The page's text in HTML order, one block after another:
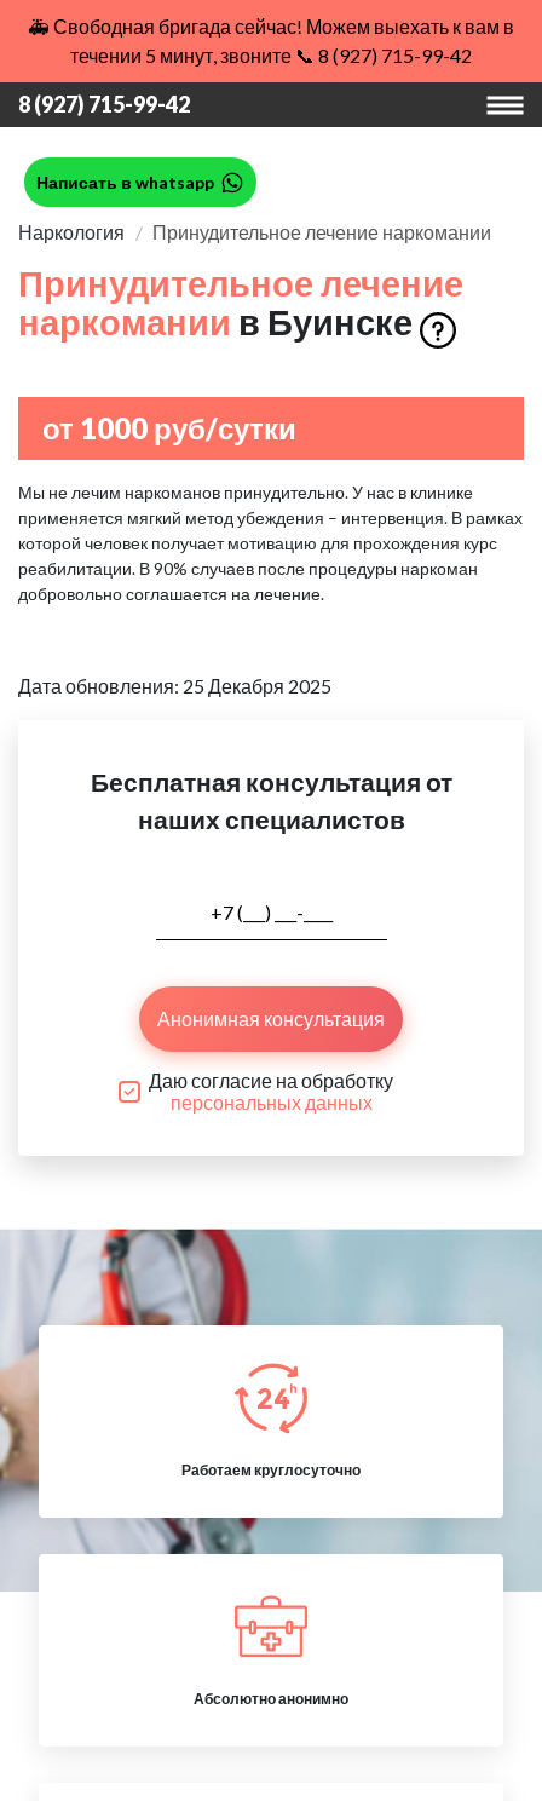
🚑 Свободная бригада сейчас! Можем выехать к вам в
течении 5 минут, звоните 📞 8 (927) 715-99-42
8 (927) 715-99-42
Написать в whatsapp
Наркология Принудительное лечение наркомании
Принудительное лечение
наркомании в Буинске
от 1000 руб/сутки
Мы не лечим наркоманов принудительно. У нас в клинике
применяется мягкий метод убеждения – интервенция. В рамках
которой человек получает мотивацию для прохождения курс
реабилитации. В 90% случаев после процедуры наркоман
добровольно соглашается на лечение.
Дата обновления: 25 Декабря 2025
Бесплатная консультация от
наших специалистов
Анонимная консультация
Даю согласие на обработку
персональных данных
Работаем круглосуточно
Абсолютно анонимно